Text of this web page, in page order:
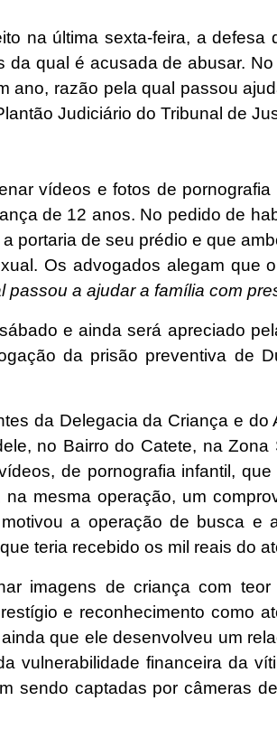
na última sexta-feira, a defesa
qual é acusada de abusar.
razão pela qual passou
Judiciário do Tribunal de
vídeos e fotos de
de 12 anos. No pedido de
portaria de seu prédio e que
Os advogados alegam que
a ajudar a família com
e ainda será apreciado
da prisão preventiva de
da Delegacia da Criança e do
no Bairro do Catete, na
de pornografia infantil,
mesma operação, um
a operação de busca e
teria recebido os mil reais do
imagens de criança com
e reconhecimento como
que ele desenvolveu um
vulnerabilidade financeira da
sendo captadas por câmeras